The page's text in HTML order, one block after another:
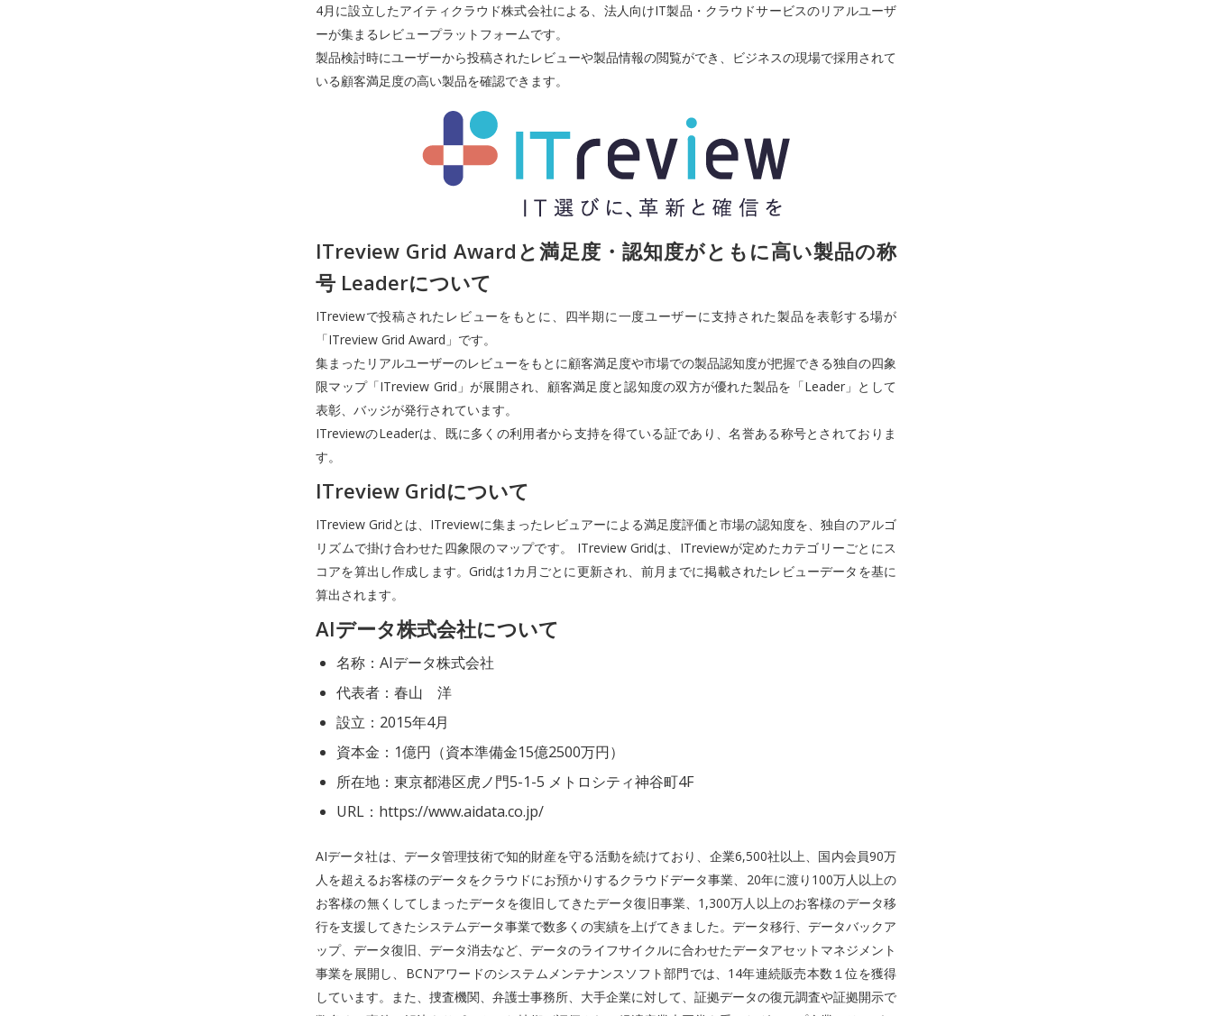
4月に設立したアイティクラウド株式会社による、法人向けIT製品・クラウドサービスのリアルユーザ
ーが集まるレビュープラットフォームです。
製品検討時にユーザーから投稿されたレビューや製品情報の閲覧ができ、ビジネスの現場で採用されて
いる顧客満足度の高い製品を確認できます。
ITreview Grid Awardと満足度・認知度がともに高い製品の称
号 Leaderについて
ITreviewで投稿されたレビューをもとに、四半期に一度ユーザーに支持された製品を表彰する場が
「ITreview Grid Award」です。
集まったリアルユーザーのレビューをもとに顧客満足度や市場での製品認知度が把握できる独自の四象
限マップ「ITreview Grid」が展開され、顧客満足度と認知度の双方が優れた製品を「Leader」として
表彰、バッジが発行されています。
ITreviewのLeaderは、既に多くの利用者から支持を得ている証であり、名誉ある称号とされておりま
す。
ITreview Gridについて
ITreview Gridとは、ITreviewに集まったレビュアーによる満足度評価と市場の認知度を、独自のアルゴ
リズムで掛け合わせた四象限のマップです。 ITreview Gridは、ITreviewが定めたカテゴリーごとにス
コアを算出し作成します。Gridは1カ月ごとに更新され、前月までに掲載されたレビューデータを基に
算出されます。
AIデータ株式会社について
名称：AIデータ株式会社
代表者：春山 洋
設立：2015年4月
資本金：1億円（資本準備金15億2500万円）
所在地：東京都港区虎ノ門5-1-5 メトロシティ神谷町4F
URL：https://www.aidata.co.jp/
AIデータ社は、データ管理技術で知的財産を守る活動を続けており、企業6,500社以上、国内会員90万
人を超えるお客様のデータをクラウドにお預かりするクラウドデータ事業、20年に渡り100万人以上の
お客様の無くしてしまったデータを復旧してきたデータ復旧事業、1,300万人以上のお客様のデータ移
行を支援してきたシステムデータ事業で数多くの実績を上げてきました。データ移行、データバックア
ップ、データ復旧、データ消去など、データのライフサイクルに合わせたデータアセットマネジメント
事業を展開し、BCNアワードのシステムメンテナンスソフト部門では、14年連続販売本数１位を獲得
しています。また、捜査機関、弁護士事務所、大手企業に対して、証拠データの復元調査や証拠開示で